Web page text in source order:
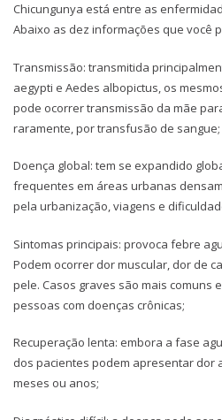
Chicungunya está entre as
Abaixo as dez informações que você
Transmissão: transmitida
aegypti e Aedes albopictus, os
pode ocorrer transmissão da mãe
raramente, por transfusão de sangue;
Doença global: tem se expandido
frequentes em áreas urbanas
pela urbanização, viagens e
Sintomas principais: provoca febre
Podem ocorrer dor muscular, dor de
pele. Casos graves são mais comuns
pessoas com doenças crônicas;
Recuperação lenta: embora a fase
dos pacientes podem apresentar dor
meses ou anos;